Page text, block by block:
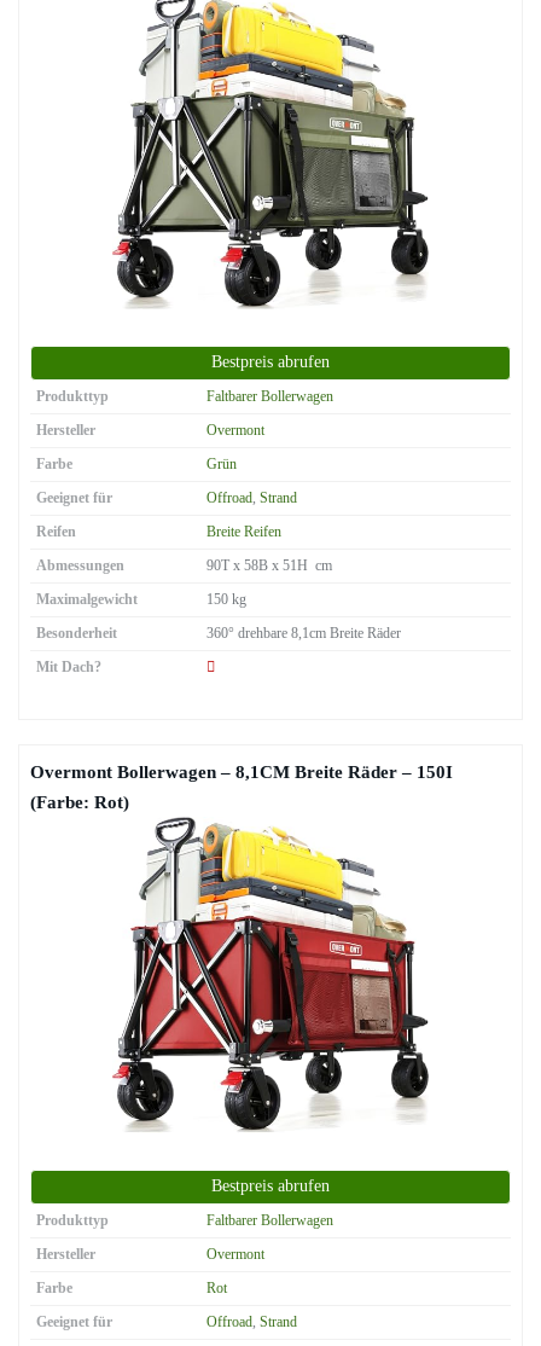
Produkttyp
Faltbarer Bollerwagen
Hersteller
Overmont
Farbe
Grün
Geeignet für
Offroad, Strand
Reifen
Breite Reifen
Abmessungen
90T x 58B x 51H cm
Maximalgewicht
150 kg
Besonderheit
360° drehbare 8,1cm Breite Räder
Mit Dach?
Overmont Bollerwagen – 8,1CM Breite Räder – 150I
(Farbe: Rot)
Produkttyp
Faltbarer Bollerwagen
Hersteller
Overmont
Farbe
Rot
Geeignet für
Offroad, Strand